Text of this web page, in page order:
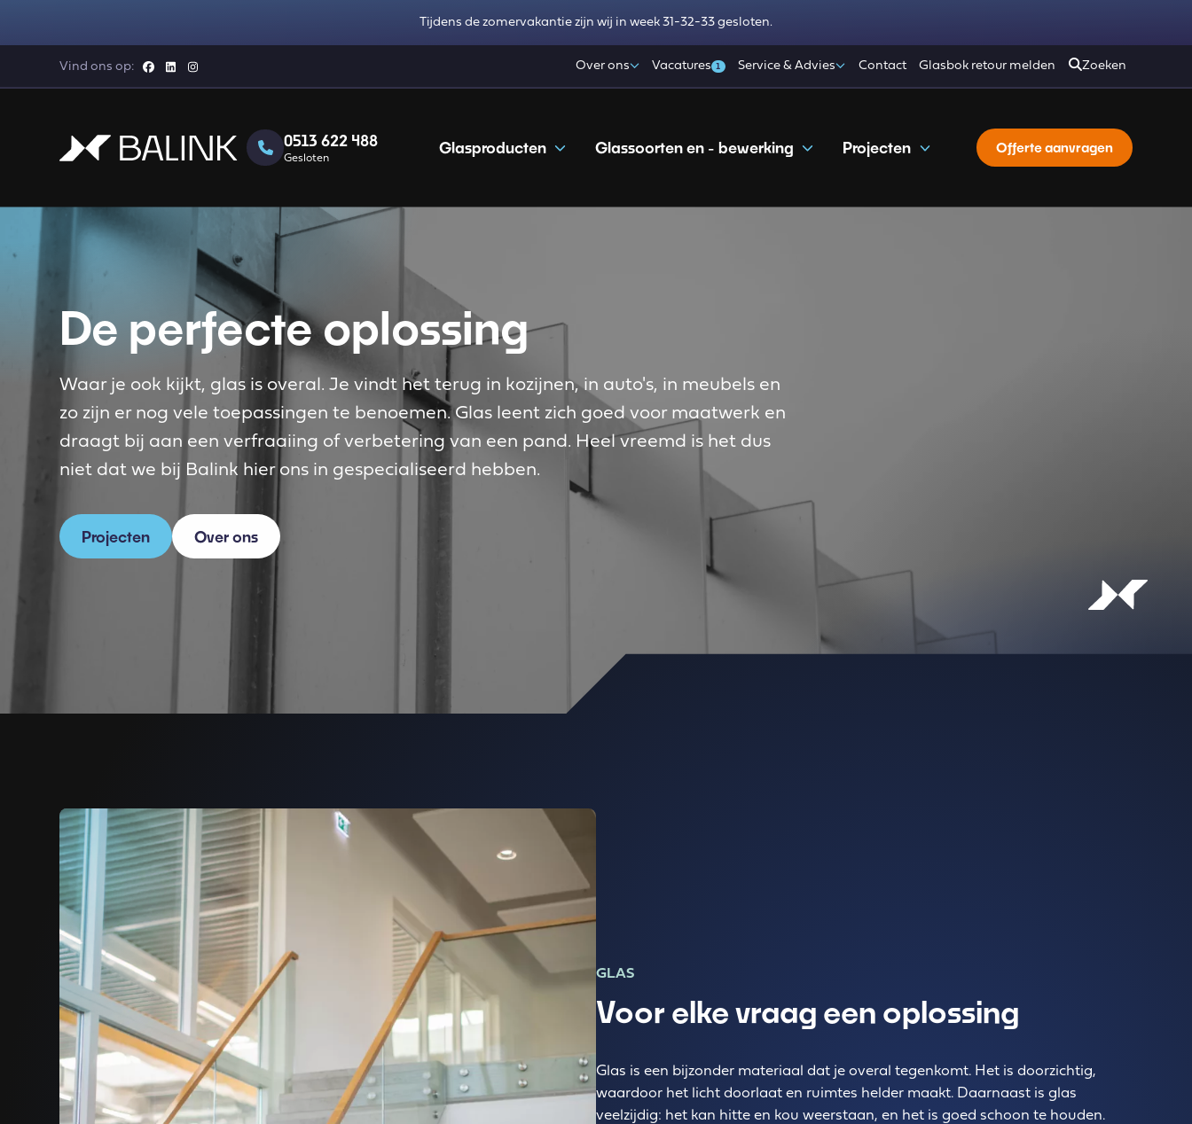
Tijdens de zomervakantie zijn wij in week 31-32-33 gesloten.
Vind ons op: Over ons Vacatures 1 Service & Advies Contact Glasbok retour melden Zoeken
0513 622 488
Gesloten
Glasproducten Glassoorten en - bewerking Projecten Offerte aanvragen
De perfecte oplossing
Waar je ook kijkt, glas is overal. Je vindt het terug in kozijnen, in auto's, in meubels en
zo zijn er nog vele toepassingen te benoemen. Glas leent zich goed voor maatwerk en
draagt bij aan een verfraaiing of verbetering van een pand. Heel vreemd is het dus
niet dat we bij Balink hier ons in gespecialiseerd hebben.
Projecten Over ons
GLAS
Voor elke vraag een oplossing
Glas is een bijzonder materiaal dat je overal tegenkomt. Het is doorzichtig,
waardoor het licht doorlaat en ruimtes helder maakt. Daarnaast is glas
veelzijdig: het kan hitte en kou weerstaan, en het is goed schoon te houden.